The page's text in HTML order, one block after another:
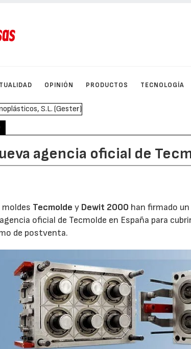
OPINIÓN PRODUCTOS TECNOLOGÍA
agencia oficial de
moldes Tecmolde y Dewit 2000 han firmado
oficial de Tecmolde en España para
de postventa.